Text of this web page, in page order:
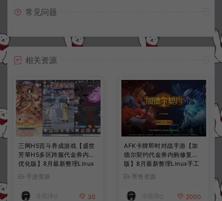
常见问题
相关资源
三网H5宫斗养成游戏【盛世
芳華H5多区跨服代金券内购
优化版】8月最新整理Linux
手工服务端+CDK授权后台
+全资源安卓+详细搭建教程
+视频教程
手游资源
冷雨泽ღ 30
AFK卡牌即时对战手游【加
德尔契约代金券内购修复
版】8月最新整理Linux手工
服务端+前后端全套源码+CD
K授权后台+安卓苹果双端
+详细搭建教程+视频教程
寄售资源
冷雨泽ღ 2000